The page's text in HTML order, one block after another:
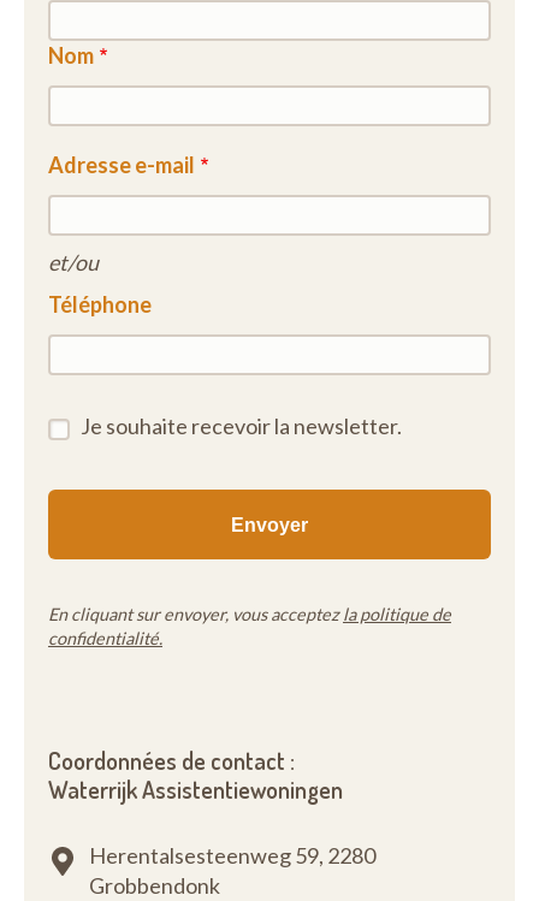
Nom
Adresse e-mail
et/ou
Téléphone
Je souhaite recevoir la newsletter.
En cliquant sur envoyer, vous acceptezla politique de
confidentialité.
Coordonnées de contact :
Waterrijk Assistentiewoningen
Herentalsesteenweg 59, 2280
Grobbendonk